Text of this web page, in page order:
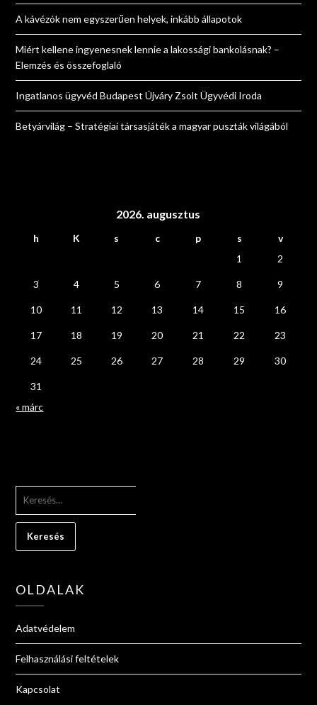
A kávézók nem egyszerűen helyek, inkább állapotok
Miért kellene ingyenesnek lennie a lakossági bankolásnak? –
Elemzés és összefoglaló
Ingatlanos ügyvéd Budapest Újváry Zsolt Ügyvédi Iroda
Betyárvilág – Stratégiai társasjáték a magyar puszták világából
2026. augusztus
h K s c p s
v
1
2
3 4 5 6 7 8 9
10 11 12 13 14 15 16
17 18 19 20 21 22 23
24 25 26 27 28 29 30
31
« márc
OLDALAK
Adatvédelem
Felhasználási feltételek
Kapcsolat